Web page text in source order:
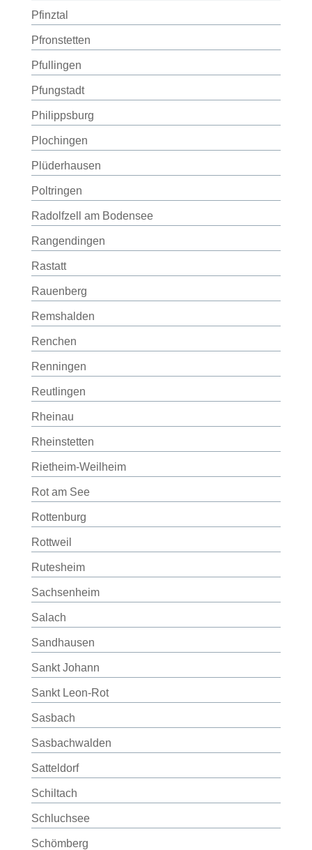
Pfinztal
Pfronstetten
Pfullingen
Pfungstadt
Philippsburg
Plochingen
Plüderhausen
Poltringen
Radolfzell am Bodensee
Rangendingen
Rastatt
Rauenberg
Remshalden
Renchen
Renningen
Reutlingen
Rheinau
Rheinstetten
Rietheim-Weilheim
Rot am See
Rottenburg
Rottweil
Rutesheim
Sachsenheim
Salach
Sandhausen
Sankt Johann
Sankt Leon-Rot
Sasbach
Sasbachwalden
Satteldorf
Schiltach
Schluchsee
Schömberg